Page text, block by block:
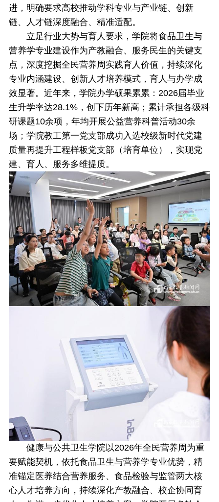
进，明确要求高校推动学科专业与产业链、创新
链、人才链深度融合、精准适配。
立足行业大势与育人要求，学院将食品卫生与
营养学专业建设作为产教融合、服务民生的关键支
点，深度挖掘全民营养周实践育人价值，持续深化
专业内涵建设、创新人才培养模式，育人与办学成
效显著。近年来，学院办学硕果累累：2026届毕业
生升学率达28.1%，创下历年新高；累计承担各级科
研课题10余项，年均开展公益营养科普活动30余
场；学院教工第一党支部成功入选校级新时代党建
质量再提升工程样板党支部（培育单位），实现党
建、育人、服务多维提质。
健康与公共卫生学院以2026年全民营养周为重
要赋能契机，依托食品卫生与营养学专业优势，精
准锚定医养结合营养服务、食品检验与监管两大核
心人才培养方向，持续深化产教融合、校企协同育